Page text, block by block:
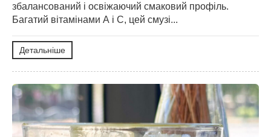
збалансований і освіжаючий смаковий профіль.
Багатий вітамінами А і С, цей смузі...
Детальніше